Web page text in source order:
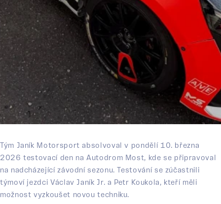
Tým Janík Motorsport absolvoval v pondělí 10. března
2026 testovací den na Autodrom Most, kde se připravoval
na nadcházející závodní sezonu. Testování se zúčastnili
týmoví jezdci Václav Janík Jr. a Petr Koukola, kteří měli
možnost vyzkoušet novou techniku.